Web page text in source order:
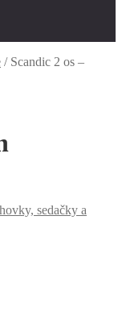
/ Scandic 2 os –
sedačky a